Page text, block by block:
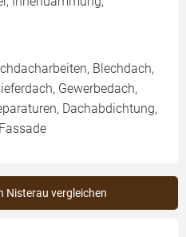
Blechdach,
Gewerbedach,
Dachabdichtung,
Nisterau vergleichen